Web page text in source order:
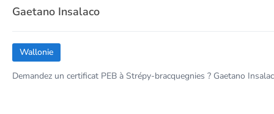
Gaetano Insalaco
Wallonie
Demandez un certificat PEB à Strépy-bracquegnies ? Gaetano